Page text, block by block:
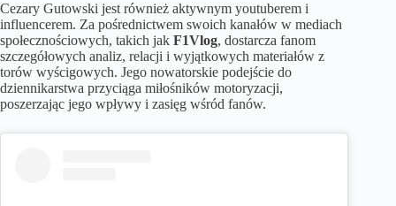
Cezary Gutowski jest również aktywnym youtuberem i
influencerem. Za pośrednictwem swoich kanałów w mediach
społecznościowych, takich jak F1Vlog, dostarcza fanom
szczegółowych analiz, relacji i wyjątkowych materiałów z
torów wyścigowych. Jego nowatorskie podejście do
dziennikarstwa przyciąga miłośników motoryzacji,
poszerzając jego wpływy i zasięg wśród fanów.